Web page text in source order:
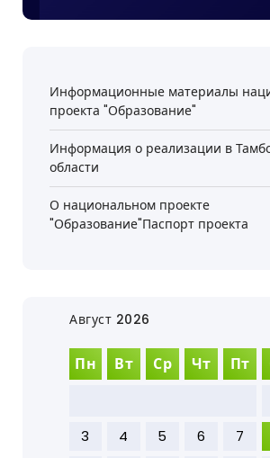
Информационные материалы
проекта "Образование"
Информация о реализации в
области
О национальном проекте
"Образование"Паспорт проекта
Август 2026
Пн Вт Ср Чт Пт
3
4 5 6 7